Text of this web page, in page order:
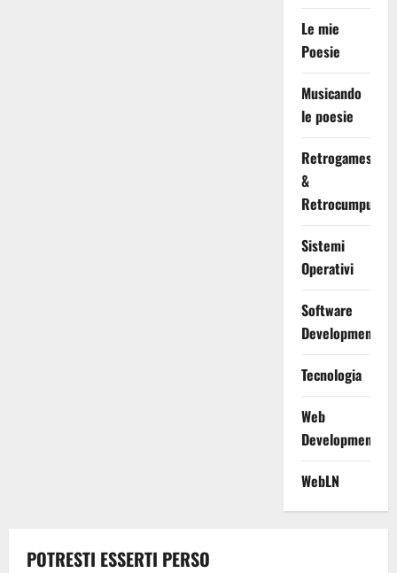
Le mie
Poesie
Musicando
le poesie
Retrogames
&
Retrocumputing
Sistemi
Operativi
Software
Development
Tecnologia
Web
Development
WebLN
POTRESTI ESSERTI PERSO